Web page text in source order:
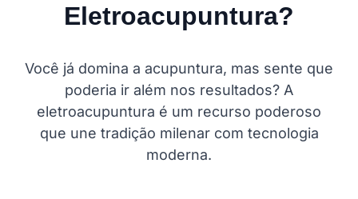
Eletroacupuntura?
Você já domina a acupuntura, mas sente que
poderia ir além nos resultados? A
eletroacupuntura é um recurso poderoso
que une tradição milenar com tecnologia
moderna.